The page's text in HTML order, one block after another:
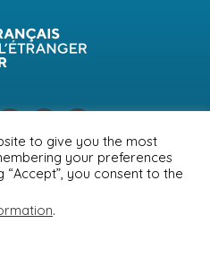
CONTACTS
MENTIONS LÉGALES
CONFIDENTIALITÉ
to give you the most
your preferences
“Accept”, you consent to the
.